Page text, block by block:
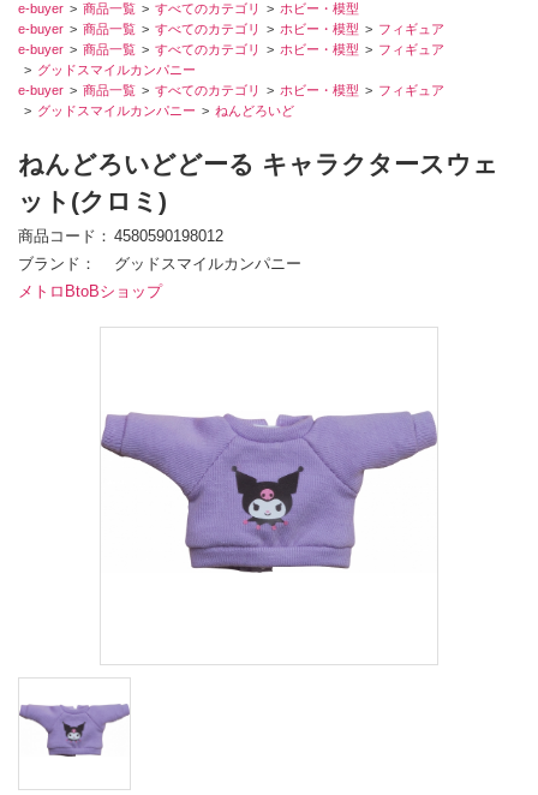
e-buyer 商品一覧 すべてのカテゴリ
ホビー・模型
e-buyer
商品一覧 すべてのカテゴリ ホビー・模型
フィギュア
e-buyer
商品一覧 すべてのカテゴリ ホビー・模型
フィギュア
グッドスマイルカンパニー
e-buyer
商品一覧 すべてのカテゴリ ホビー・模型
フィギュア
グッドスマイルカンパニー
ねんどろいど
ねんどろいどどーる キャラクタースウェ
ット(クロミ)
商品コード
4580590198012
ブランド
グッドスマイルカンパニー
メトロBtoBショップ